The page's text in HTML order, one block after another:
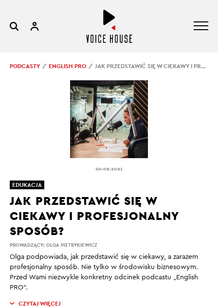
PODCASTY ENGLISH PRO JAK PRZEDSTAWIĆ SIĘ W CIEKAWY I PROFESJONALNY SPOSÓB?
20.09.2021
PROWADZĄCY: OLGA PIETRYKIEWICZ
JAK PRZEDSTAWIĆ SIĘ W
CIEKAWY I PROFESJONALNY
SPOSÓB?
Olga podpowiada, jak przedstawić się w ciekawy, a zarazem
profesjonalny sposób. Nie tylko w środowisku biznesowym.
Przed Wami niezwykle konkretny odcinek podcastu „English
PRO”.
CZYTAJ WIĘCEJ
EDUKACJA